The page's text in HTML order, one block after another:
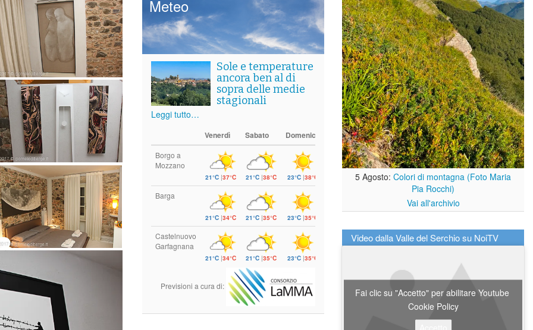
Meteo
Sole e temperature
ancora ben al di
sopra delle medie
stagionali
Leggi tutto…
Venerdì Sabato Domenica
Borgo a
Mozzano
21°C |37°C 21°C |38°C 23°C |38°C
Barga
21°C |34°C 21°C |35°C 23°C |35°C
Castelnuovo
Garfagnana
21°C |34°C 21°C |35°C 23°C |35°C
Previsioni a cura di:
5 Agosto: Colori di montagna (Foto Maria
Pia Rocchi)
Vai all'archivio
Video dalla Valle del Serchio su NoiTV
Fai clic su "Accetto" per abilitare Youtube
Cookie Policy